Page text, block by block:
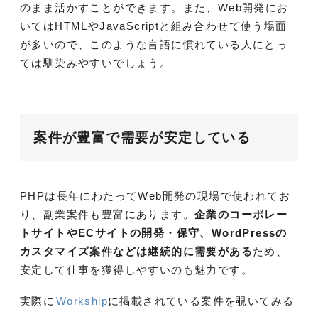
のまま活かすことができます。また、Web開発にお
いてはHTMLやJavaScriptと組み合わせて使う場面
が多いので、このような言語に慣れている人にとっ
ては馴染みやすいでしょう。
案件が豊富で需要が安定している
PHPは長年にわたってWeb開発の現場で使われてお
り、副業案件も豊富にあります。 企業のコーポレー
トサイトやECサイトの開発・保守、WordPressの
カスタマイズ案件などは継続的に需要があるため、
安定して仕事を獲得しやすいのも魅力です。
実際に Workshipに掲載されている案件を覗いてみる